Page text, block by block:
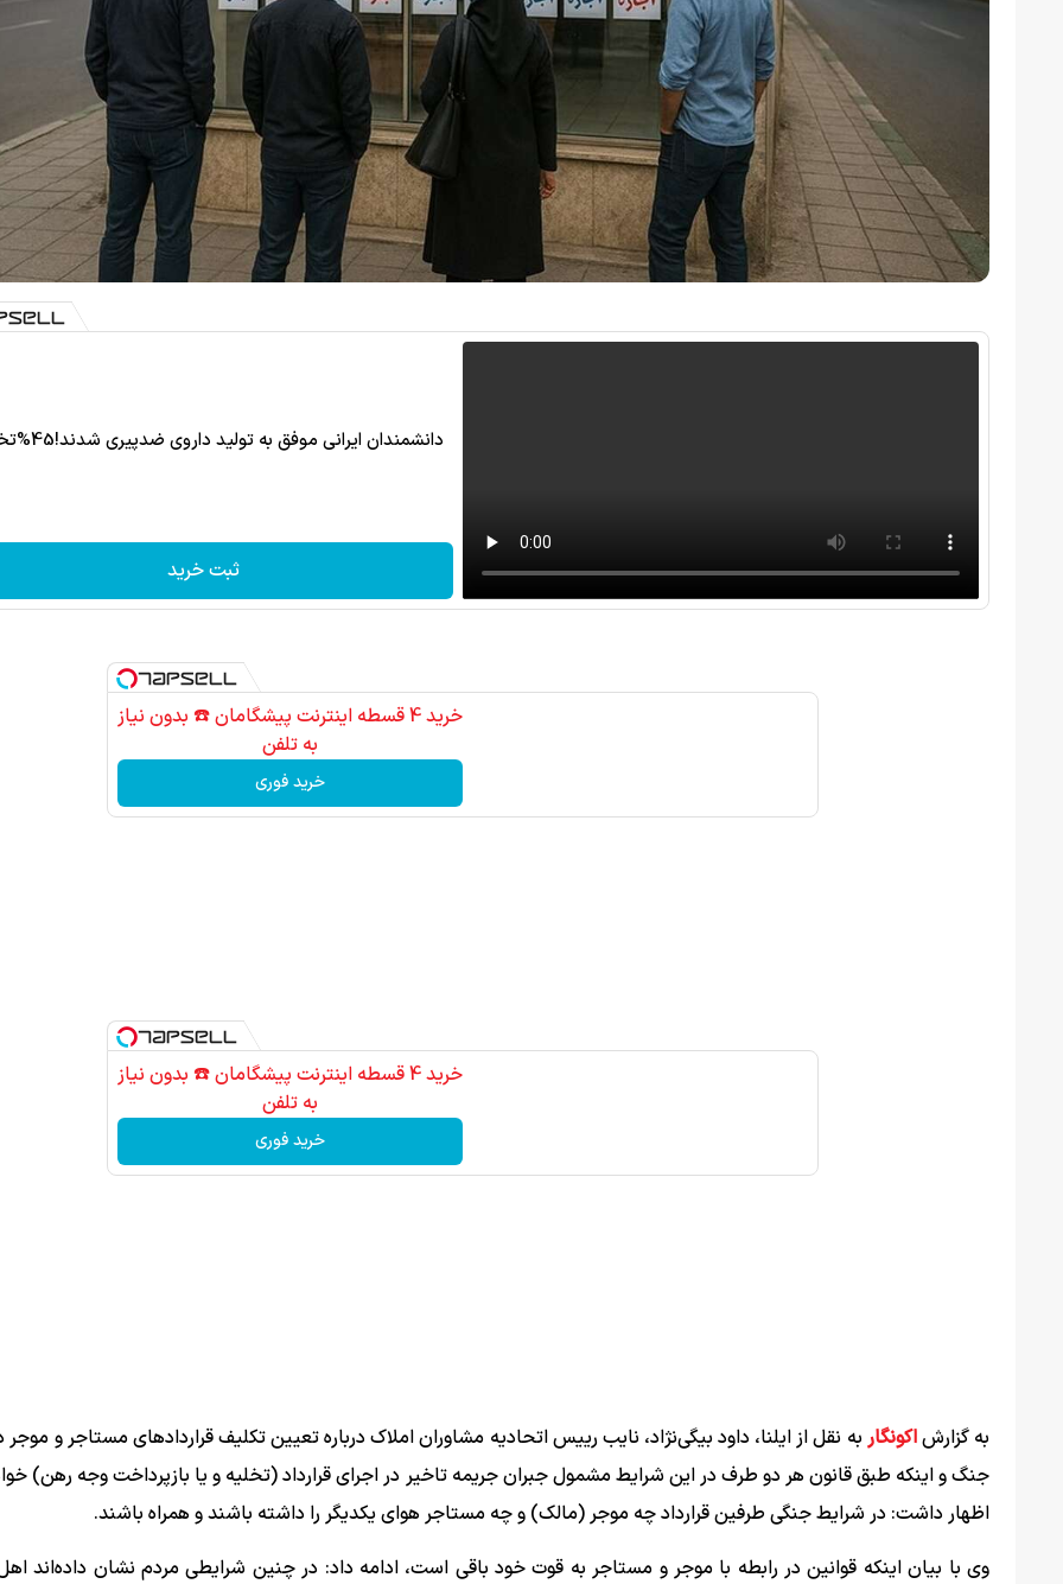
دانشمندان ایرانی موفق به تولید داروی ضدپیری شدند!45%تخفیف
ثبت خرید
خرید 4 قسطه اینترنت پیشگامان ☎️ بدون نیاز
به تلفن
خرید فوری
خرید 4 قسطه اینترنت پیشگامان ☎️ بدون نیاز
به تلفن
خرید فوری
به گزارشاکونگار به نقل از ایلنا، داود بیگی‌نژاد، نایب رییس اتحادیه مشاوران املاک درباره تعیین تکلیف قراردادهای مستاجر و
جنگ و اینکه طبق قانون هر دو طرف در این شرایط مشمول جبران جریمه تاخیر در اجرای قرارداد (تخلیه و یا بازپرداخت وجه رهن)
اظهار داشت: در شرایط جنگی طرفین قرارداد چه موجر (مالک) و چه مستاجر هوای یکدیگر را داشته باشند و همراه باشند.
وی با بیان اینکه قوانین در رابطه با موجر و مستاجر به قوت خود باقی است، ادامه داد: در چنین شرایطی مردم نشان داده‌اند اهل
اشتراک الماس ماز: